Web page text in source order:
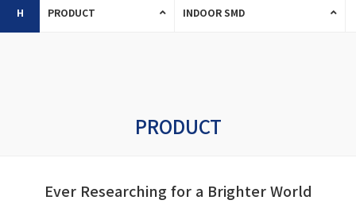
H PRODUCT INDOOR SMD
PRODUCT
Ever Researching for a Brighter World